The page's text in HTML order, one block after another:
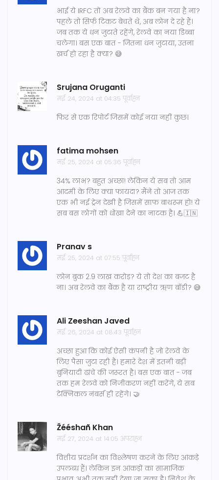
भाई ये IRFC तो अब रेलवे का बैंक बन गया है ना?
पहले तो सिर्फ टिकट बेचते थे, अब लोन दे रहे हैं।
जब तक ये धन जुटाते रहेंगे, रेलवे का नया डिब्बा
चलेगा। बस एक बात - जितना धन जुटाया, उतना
खर्च हो रहा है क्या? 😅
Srujana Oruganti
मई 24, 2024 at 04:35 पूर्वाह्न
फिर से एक रिपोर्ट जिसमें कोई नया नहीं कुछ।
fatima mohsen
मई 25, 2024 at 05:36 पूर्वाह्न
34% लाभ? बहुत अच्छा! लेकिन ये सब तो आम
आदमी के लिए क्या फायदा? मैंने तो आज तक
एक भी नई ट्रेन देखी है जिसमें साफ बाथरूम हो! ये
सब बस लोगों को धोखा देने का नाटक है। 💪🇮🇳
Pranav s
मई 25, 2024 at 07:55 पूर्वाह्न
लोन बुक 2.9 लाख करोड़? ये तो देश का बजट है
ना। अब रेलवे का बैंक है या राष्ट्रीय ऋण बॉडी? 😅
Ali Zeeshan Javed
मई 26, 2024 at 08:43 पूर्वाह्न
अच्छा हुआ कि कोई ऐसी कंपनी है जो रेलवे के
लिए पैसा जुटा रही है। हमारे देश में इतनी बड़ी
बुनियादी ढांचे की जरूरत है। बस एक बात - जब
तक हम रेलवे को निजीकरण नहीं करेंगे, ये सब
टेक्निकल नंबर्स ही रहेंगे। 🤝
Žééshañ Khan
मई 27, 2024 at 14:05 अपराह्न
वित्तीय प्रदर्शन का विश्लेषण करने के लिए आंकड़े
उपलब्ध हैं। लेकिन इन आंकड़ों का सामाजिक